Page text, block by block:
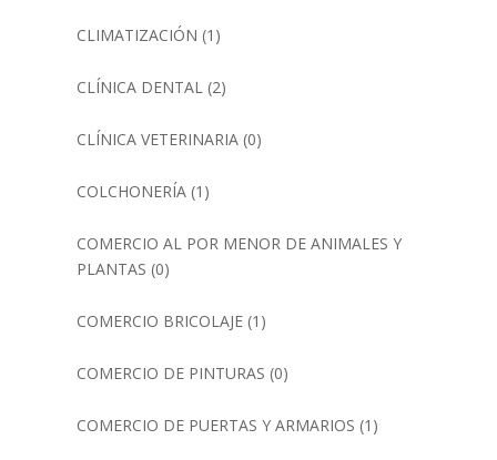
CLIMATIZACIÓN (1)
CLÍNICA DENTAL(2)
CLÍNICA VETERINARIA(0)
COLCHONERÍA(1)
COMERCIO AL POR MENOR DE ANIMALES Y
PLANTAS (0)
COMERCIO BRICOLAJE(1)
COMERCIO DE PINTURAS (0)
COMERCIO DE PUERTAS Y ARMARIOS (1)